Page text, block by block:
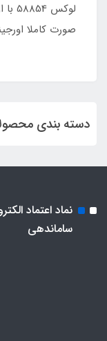
صورت کاملا
دسته بندی
نماد اعتماد
ساماندهی